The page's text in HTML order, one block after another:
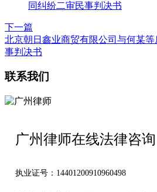
下一篇
北京朝日鑫业商贸有限公司与何某
事判决书
联系我们
广州律师在线法律咨询
执业证号：14401200910960498